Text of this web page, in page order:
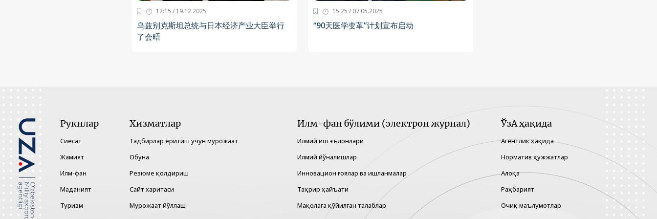
12:15 / 19.12.2025
乌兹别克斯坦总统与日本经济产业大臣举行
了会晤
15:25 / 07.05.2025
“90天医学变革”计划宣布启动
Рукнлар
Сиёсат
Жамият
Илм-фан
Маданият
Туризм
Хизматлар
Тадбирлар ёритиш учун мурожаат
Обуна
Резюме қолдириш
Сайт харитаси
Мурожаат йўллаш
Илм-фан бўлими (электрон журнал)
Илмий иш эълонлари
Илмий йўналишлар
Инновацион ғоялар ва ишланмалар
Таҳрир ҳайъати
Мақолага қўйилган талаблар
ЎзА ҳақида
Агентлик ҳақида
Норматив ҳужжатлар
Алоқа
Раҳбарият
Очиқ маълумотлар